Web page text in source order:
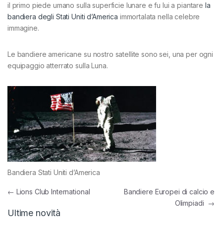
il primo piede umano sulla superficie lunare e fu lui a piantare la
bandiera degli Stati Uniti d’America immortalata nella celebre
immagine.
Le bandiere americane su nostro satellite sono sei, una per ogni
equipaggio atterrato sulla Luna.
Bandiera Stati Uniti d’America
Navigazione articoli
← Lions Club International
Bandiere Europei di calcio e
Olimpiadi →
Ultime novità